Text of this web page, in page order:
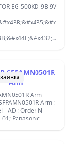
EG-500KD-9B 9V
500KD-9B
DC 9V, left
d35x25mm, 2-
3200 rpm, axis
541-356-
Mabuchi EG-
DC 9V 1600 / 3200
SFPAMN0501R
Arm
Arm
Arm ;
- AD ; Order N
01; Panasonic